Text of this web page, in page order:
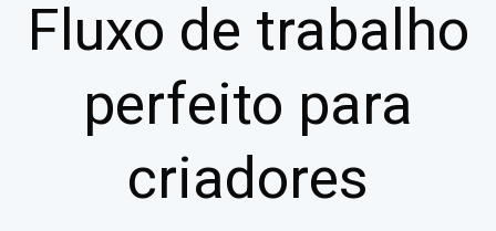
Fluxo de trabalho
perfeito para
criadores